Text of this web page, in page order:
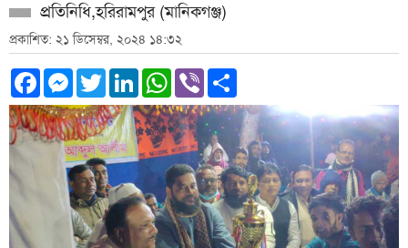
প্রতিনিধি,হরিরামপুর (মানিকগঞ্জ)
প্রকাশিত: ২১ ডিসেম্বর, ২০২৪ ১৪:৩২
Facebook
Messenger
TwitterLinkedInWhatsApp
Viber